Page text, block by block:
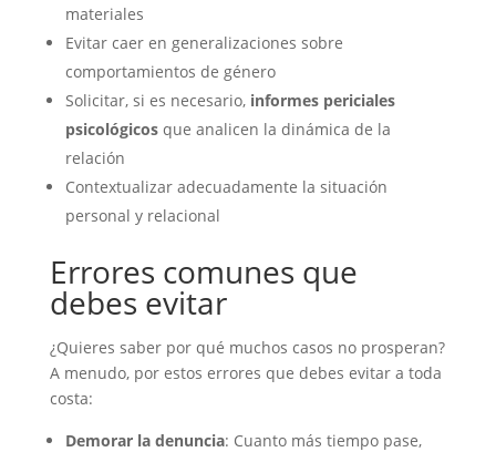
materiales
Evitar caer en generalizaciones sobre
comportamientos de género
Solicitar, si es necesario, informes periciales
psicológicosque analicen la dinámica de la
relación
Contextualizar adecuadamente la situación
personal y relacional
Errores comunes que
debes evitar
¿Quieres saber por qué muchos casos no prosperan?
A menudo, por estos errores que debes evitar a toda
costa:
Demorar la denuncia: Cuanto más tiempo pase,